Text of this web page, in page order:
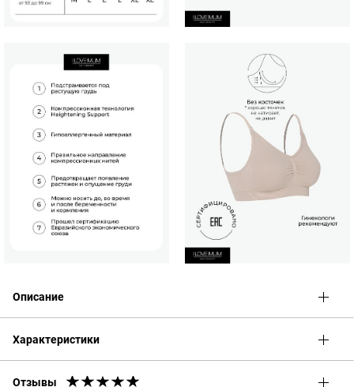
Описание
Тип:
Материал:90% нейлон, 10% спандекс
Чашка:с уплотнителем
Косточки:
нет
Характеристики
Отзывы